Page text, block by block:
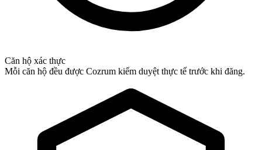
Căn hộ xác thực
Mỗi căn hộ đều được Cozrum kiểm duyệt thực tế trước khi đăng.